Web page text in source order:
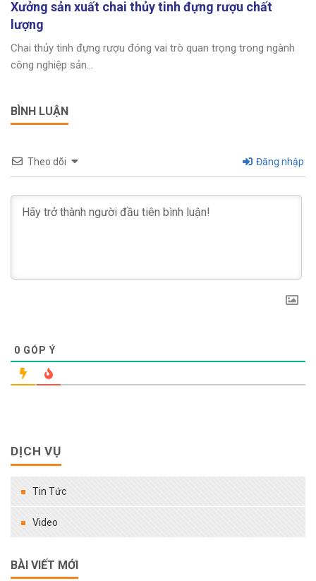
Xưởng sản xuất chai thủy tinh đựng rượu chất
lượng
Chai thủy tinh đựng rượu đóng vai trò quan trọng trong ngành
công nghiệp sản...
BÌNH LUẬN
Theo dõi Đăng nhập
0 GÓP Ý
DỊCH VỤ
Tin Tức
Video
BÀI VIẾT MỚI